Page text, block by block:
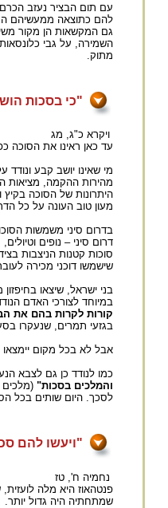
עם תום הבציר נעזב
להם כתוצאה ממעשיהם
גם המקשאות הן מקור
השמירה, על גבי
מתוק.
"כי בסכות
ויקרא כ"ג, מג
עד כאן ראינו את הסוכה
מי שאינו יושב קבע
מהירות ההקמה, מציאות
היתרונות של הסוכה בקיץ
מעון טוב העונה על כל
בדרום סיני משמשות
סוכות קטנות הניצבות
שישמשו דוכני מכירה
בני ישראל, שיצאו
במיוחד לצורכי האדם
קורות לקרות בהם את
בגזעי תמרים, שנעקרו
אבל לא בכל מקום יימצאו
כמו לנודד כן גם לצבא
והמלכים בסכות" (מלכים
לסכך. היום שותים בכל
"ויעשו להם
נחמיה ח', טז
פנטהאוז היא מלה
שמתחתיה היה גדול יותר.